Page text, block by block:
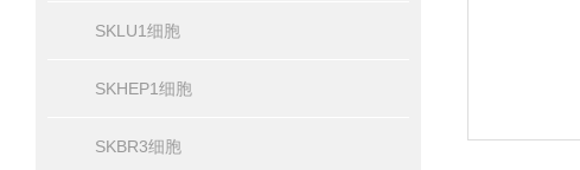
SKLU1细胞
SKHEP1细胞
SKBR3细胞